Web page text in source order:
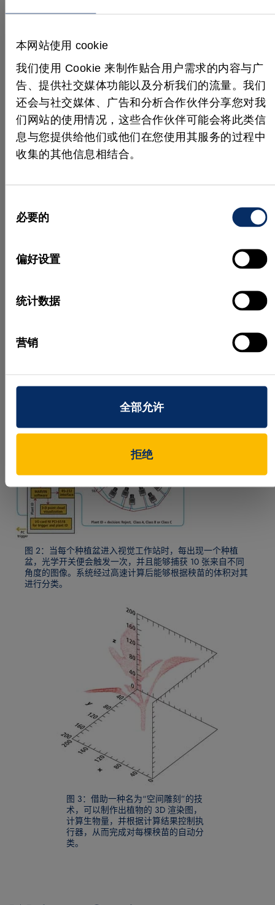
本网站使用 cookie
我们使用 Cookie 来制作贴合用户需求的内容与广
告、提供社交媒体功能以及分析我们的流量。我们
还会与社交媒体、广告和分析合作伙伴分享您对我
们网站的使用情况，这些合作伙伴可能会将此类信
息与您提供给他们或他们在您使用其服务的过程中
收集的其他信息相结合。
必要的
偏好设置
统计数据
营销
全部允许
拒绝
将其分为四类。最终用户可以根据不同批次的秧苗数
量调整每个类别的边界值，从而将秧苗划分到一等
苗、二等苗、三等苗和废苗（太小/未发芽）类别
中。
PC 自动生成的分类结果会被传输到 PLC，PLC 则会
根据分类结果触发多个执行器，从而将每株植物移动
到特定的传送带上。
目前，FBR 的 van de Zedde 正在为某育种公司安装下
据颜色等其他植物特征对秧苗进行分类。WPK 的 van
der Arend 表示：“凭借卓越的分拣能力，公司的生产
力已得到大幅提升，我们在四年内即可收回投资成
本。”
产品/商标的所有产品名称、商标和图片版权均属于
图 2：当每个种植盆进入视觉工作站时，每出现一个种植
盆，光学开关便会触发一次，并且能够捕获 10 张来自不同
角度的图像。系统经过高速计算后能够根据秧苗的体积对其
进行分类。
图 3：借助一种名为“空间雕刻”的技
术，可以制作出植物的 3D 渲染图，
计算生物量，并根据计算结果控制执
行器，从而完成对每棵秧苗的自动分
类。